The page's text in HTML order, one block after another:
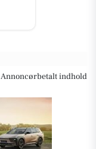
Annoncørbetalt indhold